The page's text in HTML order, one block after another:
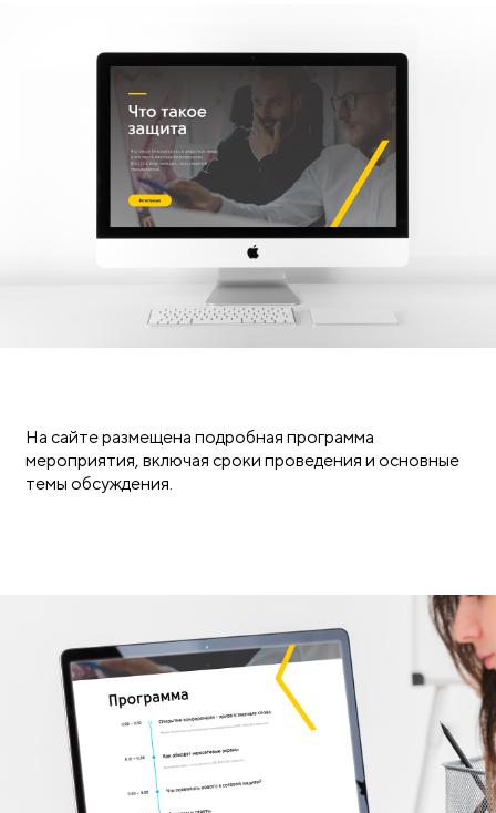
На сайте размещена подробная программа
мероприятия, включая сроки проведения и основные
темы обсуждения.